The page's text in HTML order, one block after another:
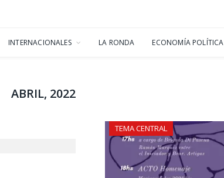
INTERNACIONALES LA RONDA ECONOMÍA POLÍTICA
ABRIL, 2022
TEMA CENTRAL